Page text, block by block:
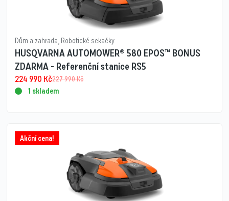
Dům a zahrada, Robotické sekačky
HUSQVARNA AUTOMOWER® 580 EPOS™ BONUS
ZDARMA - Referenční stanice RS5
227 990Kč
224 990 Kč
1 skladem
Akční cena!